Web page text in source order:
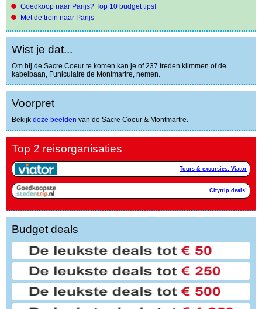
Goedkoop naar Parijs? Top 10 budget tips!
Met de trein naar Parijs
Wist je dat...
Om bij de Sacre Coeur te komen kan je of 237 treden klimmen of de
kabelbaan, Funiculaire de Montmartre, nemen.
Voorpret
Bekijk deze beelden van de Sacre Coeur & Montmartre.
Top 2 reisorganisaties
Tours & excursies: Viator
Citytrip deals!
Budget deals